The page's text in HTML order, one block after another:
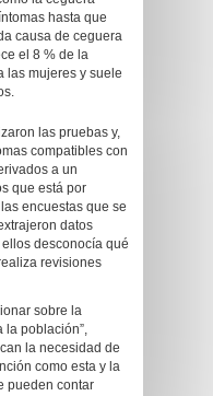
hasta que
causa de ceguera
el 8 % de la
las mujeres y suele
las pruebas y,
compatibles con
a un
que está por
encuestas que se
datos
desconocía qué
revisiones
sobre la
la población”,
la necesidad de
como esta y la
pueden contar